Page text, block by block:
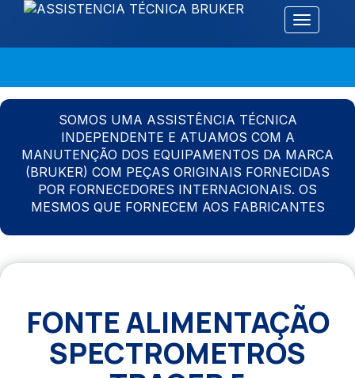
Alternar
SOMOS UMA ASSISTÊNCIA TÉCNICA
INDEPENDENTE E ATUAMOS COM A
MANUTENÇÃO DOS EQUIPAMENTOS DA MARCA
(BRUKER) COM PEÇAS ORIGINAIS FORNECIDAS
POR FORNECEDORES INTERNACIONAIS. OS
MESMOS QUE FORNECEM AOS FABRICANTES
FONTE ALIMENTAÇÃO
SPECTROMETROS